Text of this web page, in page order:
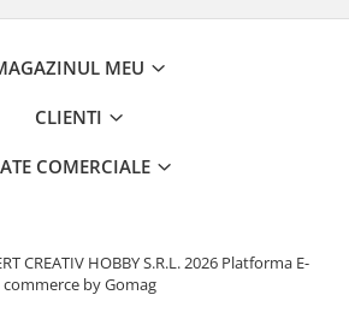
MEU
CLIENTI
COMERCIALE
CREATIV HOBBY S.R.L. 2026 Platforma E-
commerce by Gomag